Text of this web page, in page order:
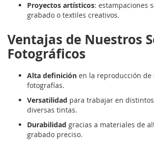
Proyectos artísticos: estampaciones
grabado o textiles creativos.
Ventajas de Nuestros
Fotográficos
Alta definición en la reproducción de
fotografías.
Versatilidad para trabajar en
diversas tintas.
Durabilidad gracias a materiales de
grabado preciso.